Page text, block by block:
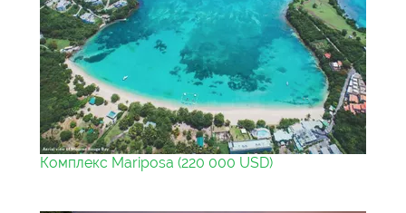
Комплекс Mariposa (220 000 USD)